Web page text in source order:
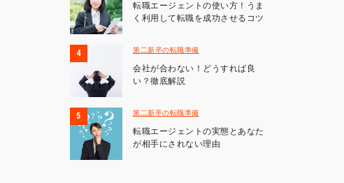
転職エージェントの使い方！うま
く利用して転職を成功させるコツ
第二新卒の転職準備
会社が合わない！どうすれば良
い？徹底解説
第二新卒の転職準備
転職エージェントの実態とあなた
が相手にされない理由